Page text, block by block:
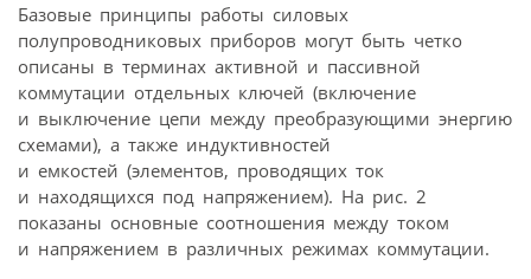
Базовые принципы работы силовых
полупроводниковых приборов могут быть четко
описаны в терминах активной и пассивной
коммутации отдельных ключей (включение
и выключение цепи между преобразующими энергию
схемами), а также индуктивностей
и емкостей (элементов, проводящих ток
и находящихся под напряжением). На рис. 2
показаны основные соотношения между током
и напряжением в различных режимах коммутации.